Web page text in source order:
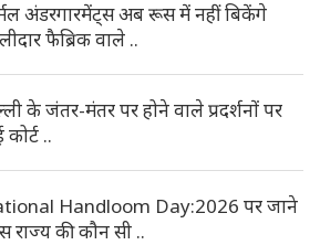
अंडरगारमेंट्स अब रूस में नहीं बिकेंगे
फैब्रिक वाले ..
के जंतर-मंतर पर होने वाले प्रदर्शनों पर
कोर्ट ..
Handloom Day:2026 पर जाने
राज्य की कौन सी ..